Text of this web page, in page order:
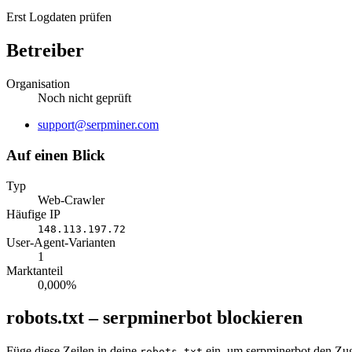
Erst Logdaten prüfen
Betreiber
Organisation
Noch nicht geprüft
Website
support@serpminer.com
Auf einen Blick
Typ
Web-Crawler
Häufige IP
148.113.197.72
User-Agent-Varianten
1
Marktanteil
0,000%
robots.txt – serpminerbot blockieren